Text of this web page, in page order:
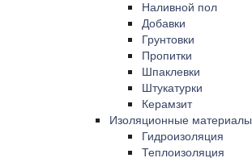
Наливной пол
Добавки
Грунтовки
Пропитки
Шпаклевки
Штукатурки
Керамзит
Изоляционные материалы
Гидроизоляция
Теплоизоляция